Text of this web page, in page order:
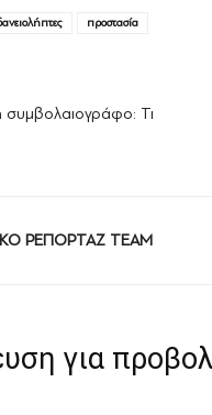
προστασία
συμβολαιογράφο: Τι
ΡΕΠΟΡΤΑΖ TEAM
για